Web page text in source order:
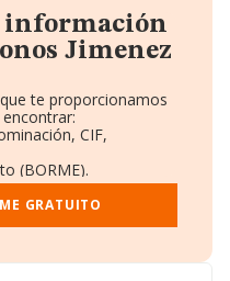
información
Jimenez
te proporcionamos
CIF,
(BORME).
y Empleados.
Administradores.
GRATUITO